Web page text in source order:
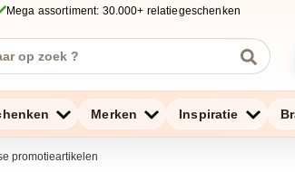
Mega assortiment: 30.000+ relatiegeschenken
Merken Inspiratie
promotieartikelen